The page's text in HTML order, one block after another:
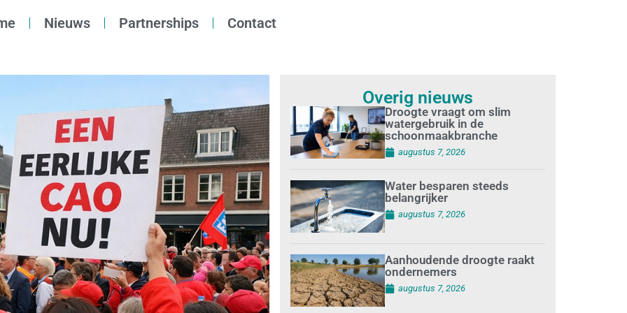
Nieuws Partnerships Contact
Overig nieuws
Droogte vraagt om slim
watergebruik in de
schoonmaakbranche
augustus 7, 2026
Water besparen steeds
belangrijker
augustus 7, 2026
Aanhoudende droogte raakt
ondernemers
augustus 7, 2026